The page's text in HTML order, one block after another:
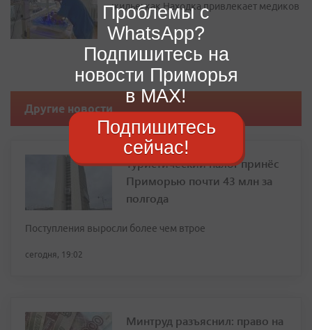
жилье: как Находка привлекает медиков
Другие новости
Туристический налог принёс
Приморью почти 43 млн за
полгода
Поступления выросли более чем втрое
сегодня, 19:02
Минтруд разъяснил: право на
Проблемы с
WhatsApp?
Подпишитесь на
новости Приморья
в MAX!
Подпишитесь
сейчас!